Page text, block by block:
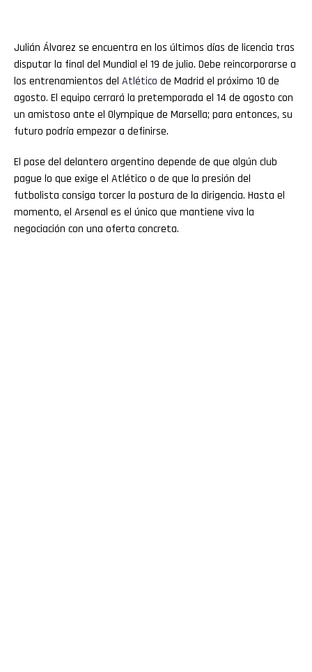
Julián Álvarez se encuentra en los últimos días de licencia tras
disputar la final del Mundial el 19 de julio. Debe reincorporarse a
los entrenamientos del Atlético de Madrid el próximo 10 de
agosto. El equipo cerrará la pretemporada el 14 de agosto con
un amistoso ante el Olympique de Marsella; para entonces, su
futuro podría empezar a definirse.
El pase del delantero argentino depende de que algún club
pague lo que exige el Atlético o de que la presión del
futbolista consiga torcer la postura de la dirigencia. Hasta el
momento, el Arsenal es el único que mantiene viva la
negociación con una oferta concreta.